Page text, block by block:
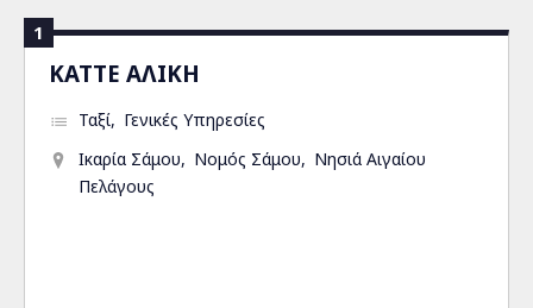
1
ΚΑΤΤΕ ΑΛΙΚΗ
Ταξί
Γενικές Υπηρεσίες
Ικαρία Σάμου
Νομός Σάμου
Νησιά Αιγαίου
Πελάγους